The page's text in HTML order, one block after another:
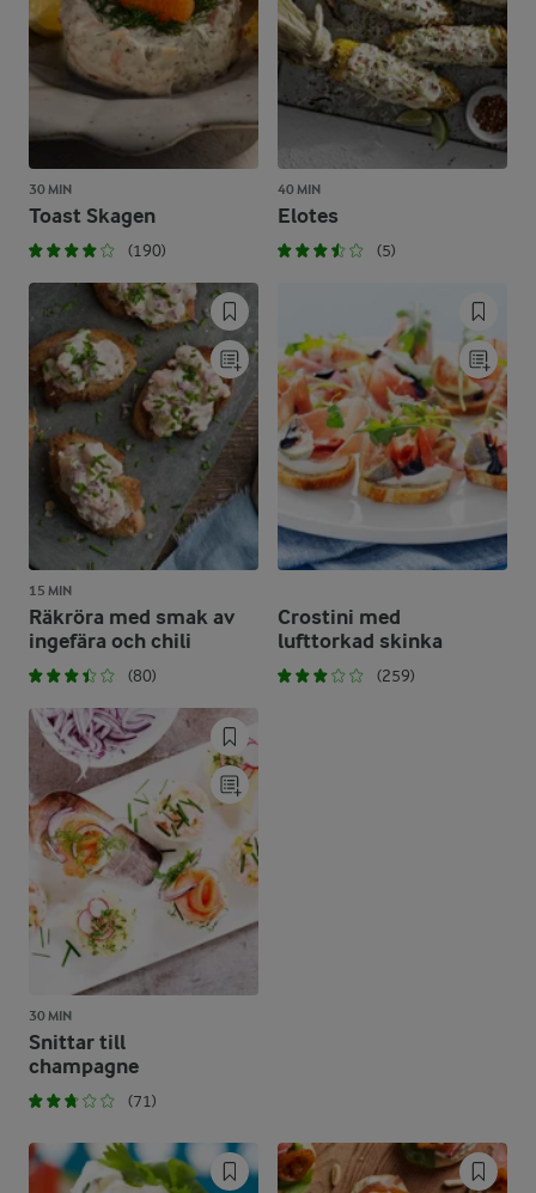
30 MIN
Toast Skagen
(190)
40 MIN
Elotes
(5)
15 MIN
Räkröra med smak av
ingefära och chili
(80)
Crostini med
lufttorkad skinka
(259)
30 MIN
Snittar till
champagne
(71)